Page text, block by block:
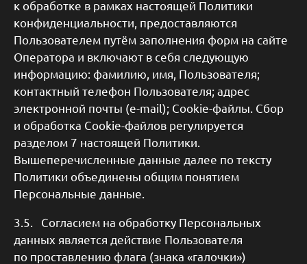
к обработке в рамках настоящей Политики
конфиденциальности, предоставляются
Пользователем путём заполнения форм на сайте
Оператора и включают в себя следующую
информацию: фамилию, имя, Пользователя;
контактный телефон Пользователя; адрес
электронной почты (e-mail); Cookie-файлы. Сбор
и обработка Cookie-файлов регулируется
разделом 7 настоящей Политики.
Вышеперечисленные данные далее по тексту
Политики объединены общим понятием
Персональные данные.
3.5. Согласием на обработку Персональных
данных является действие Пользователя
по проставлению флага (знака «галочки»)